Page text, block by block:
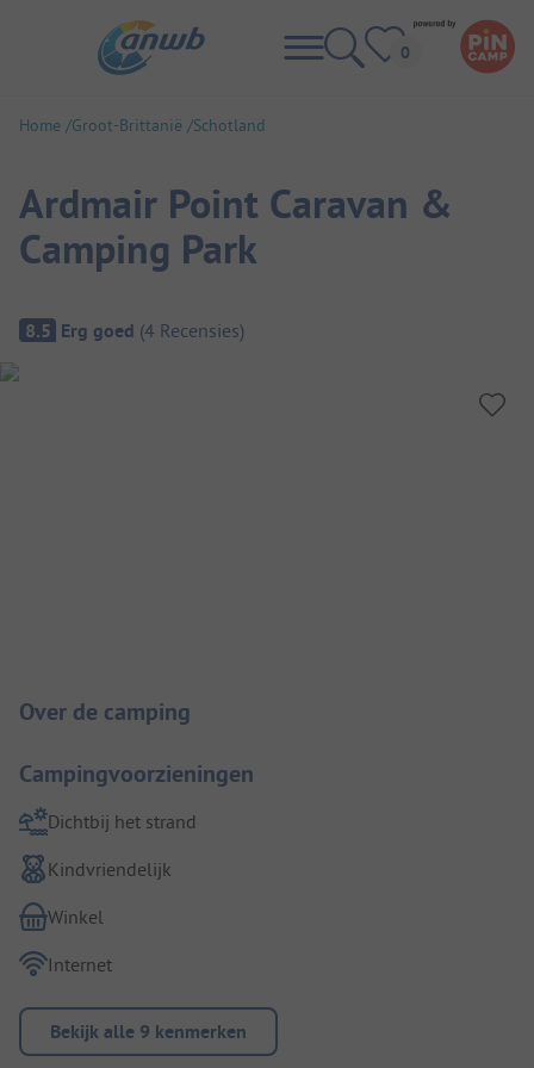
Home Groot-Brittanië Schotland
Ardmair Point Caravan &
Camping Park
Camping overzicht
8.5 Erg goed (4 Recensies)
Over de camping
Campingvoorzieningen
Dichtbij het strand
Kindvriendelijk
Winkel
Internet
Bekijk alle 9 kenmerken